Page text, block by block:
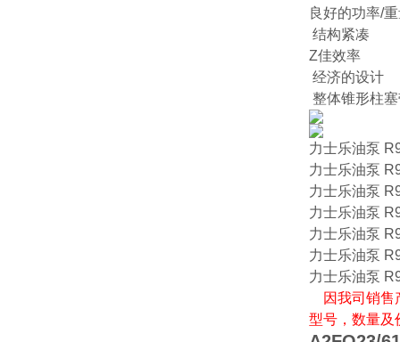
良好的功率/
结构紧凑
Z佳效率
经济的设计
整体锥形柱
力士乐油泵
力士乐油泵
力士乐油泵
力士乐油泵
力士乐油泵
力士乐油泵
力士乐油泵
因我司销售
型号，数量及